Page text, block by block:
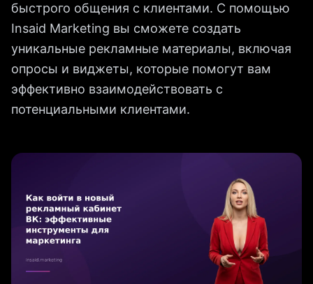
быстрого общения с клиентами. С помощью
Insaid Marketing вы сможете создать
уникальные рекламные материалы, включая
опросы и виджеты, которые помогут вам
эффективно взаимодействовать с
потенциальными клиентами.